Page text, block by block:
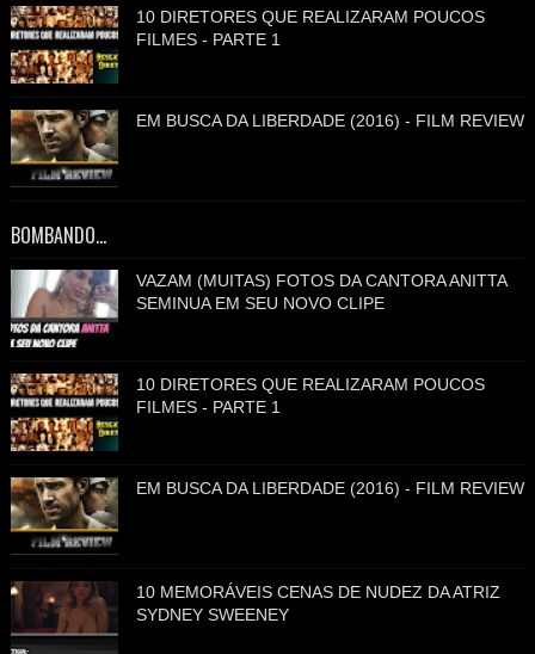
10 DIRETORES QUE REALIZARAM POUCOS
FILMES - PARTE 1
EM BUSCA DA LIBERDADE (2016) - FILM REVIEW
BOMBANDO...
VAZAM (MUITAS) FOTOS DA CANTORA ANITTA
SEMINUA EM SEU NOVO CLIPE
10 DIRETORES QUE REALIZARAM POUCOS
FILMES - PARTE 1
EM BUSCA DA LIBERDADE (2016) - FILM REVIEW
10 MEMORÁVEIS CENAS DE NUDEZ DA ATRIZ
SYDNEY SWEENEY